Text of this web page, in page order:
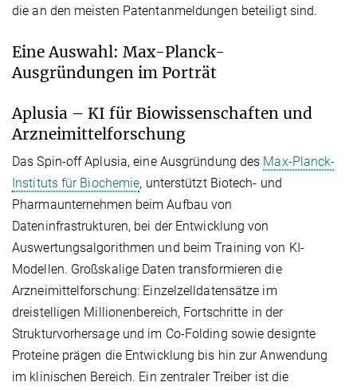
die an den meisten Patentanmeldungen beteiligt sind.
Eine Auswahl: Max-Planck-
Ausgründungen im Porträt
Aplusia – KI für Biowissenschaften und
Arzneimittelforschung
Das Spin-off Aplusia, eine Ausgründung des Max-Planck-
Instituts für Biochemie, unterstützt Biotech- und
Pharmaunternehmen beim Aufbau von
Dateninfrastrukturen, bei der Entwicklung von
Auswertungsalgorithmen und beim Training von KI-
Modellen. Großskalige Daten transformieren die
Arzneimittelforschung: Einzelzelldatensätze im
dreistelligen Millionenbereich, Fortschritte in der
Strukturvorhersage und im Co-Folding sowie designte
Proteine prägen die Entwicklung bis hin zur Anwendung
im klinischen Bereich. Ein zentraler Treiber ist die